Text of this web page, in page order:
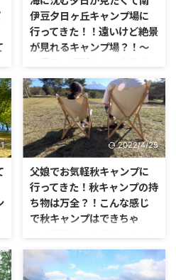
伊豆夕日ヶ丘キャンプ場に
行ってきた！！遠いけど絶景
が見れるキャンプ場？！〜
イト（Gサイト）メインのレ
ポ〜
この時期のキャンプ、まだまだ寒
かったり、道路の凍結があったり
で、キャンプ場選びに悩みまし
た。 まずは今回のキャンプで
は、凍結がなく気温も氷点下にな
らない場所を探したんです。
2022/4/25
父娘でお気軽秋キャンプに
行ってきた！秋キャンプの持
ち物は万全？！こんな感じ
で秋キャンプはできちゃ
キャンプ場〜
今まで、台風や雨の影響でなかな